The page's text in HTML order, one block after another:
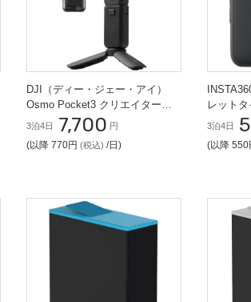
DJI（ディー・ジェー・アイ）
Osmo Pocket3 クリエイターコ
ンボ VLOG カメラ
3泊4日 7,700 円
(以降 770円 (税込) /日)
レット
3泊4日
(以降 550